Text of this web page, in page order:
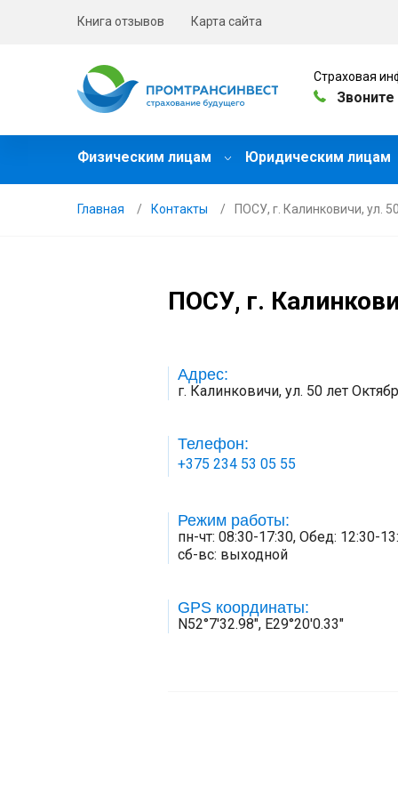
Книга отзывов Карта сайта
Страховая
Звоните
Физическим лицам Юридическим лицам
Главная Контакты ПОСУ, г. Калинковичи, ул.
ПОСУ, г.
Адрес:
г. Калинковичи, ул. 50 лет
Телефон:
+375 234 53 05 55
Режим работы:
пн-чт: 08:30-17:30, Обед: 12:30-
сб-вс: выходной
GPS координаты:
N52°7'32.98", E29°20'0.33"